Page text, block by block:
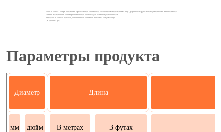
Боевые канаты могут обеспечить эффективную тренировку, которая формирует ваши мышцы, улучшает кардио-производительность и выносливость
Легкий и заключен в защитную нейлоновую оболочку для отличной долговечности
20-футовый канат с ручками, оснащенными защитной лентой на каждом конце
От уровня 1 до 3
Параметры продукта
Диаметр Длина
мм дюйм В метрах В футах